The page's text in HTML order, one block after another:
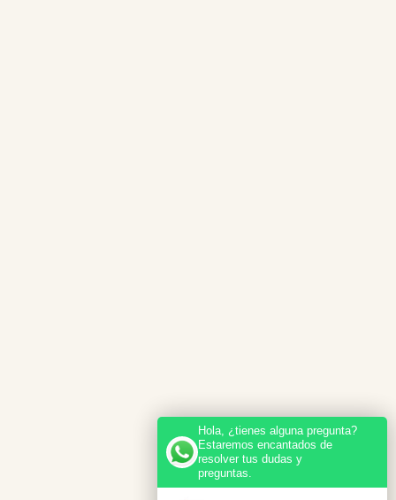
Hola, ¿tienes alguna pregunta?
Estaremos encantados de
resolver tus dudas y
preguntas.